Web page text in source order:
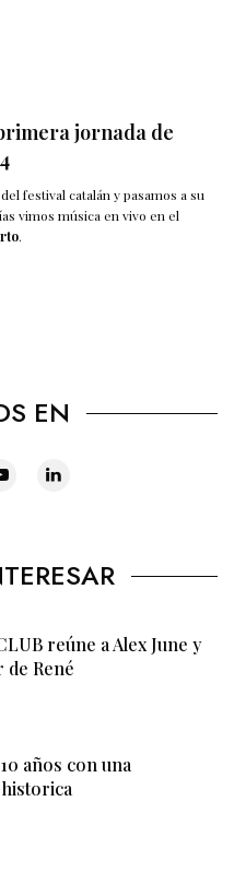
jornada de
festival catalán y pasamos a su
vimos música en vivo en el
.
EN
reúne a Alex June y
de René
años con una